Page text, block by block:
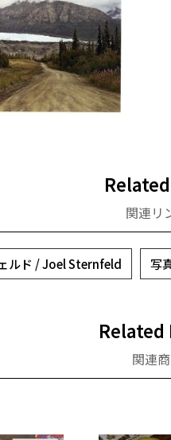
関連リ
ルド / Joel Sternfeld 写
Related
関連